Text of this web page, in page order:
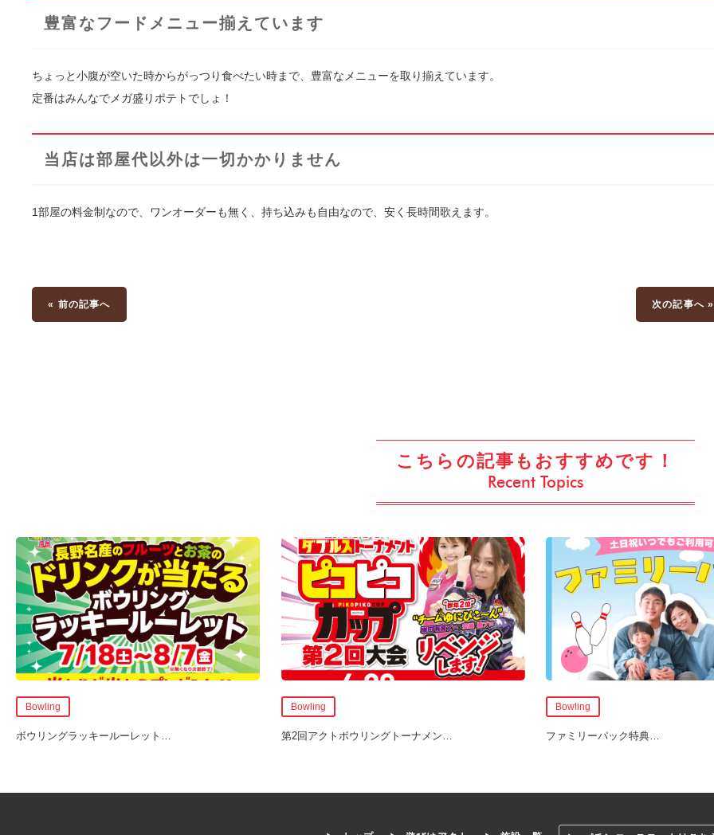
豊富なフードメニュー揃えています
ちょっと小腹が空いた時からがっつり食べたい時まで、豊富なメニューを取り揃えています。
定番はみんなでメガ盛りポテトでしょ！
当店は部屋代以外は一切かかりません
1部屋の料金制なので、ワンオーダーも無く、持ち込みも自由なので、安く長時間歌えます。
« 前の記事へ 次の記事へ »
こちらの記事もおすすめです！
Recent Topics
Bowling
ボウリングラッキールーレット …
Bowling
第2回アクトボウリングトーナメン…
Bowling
ファミリーパック特典…